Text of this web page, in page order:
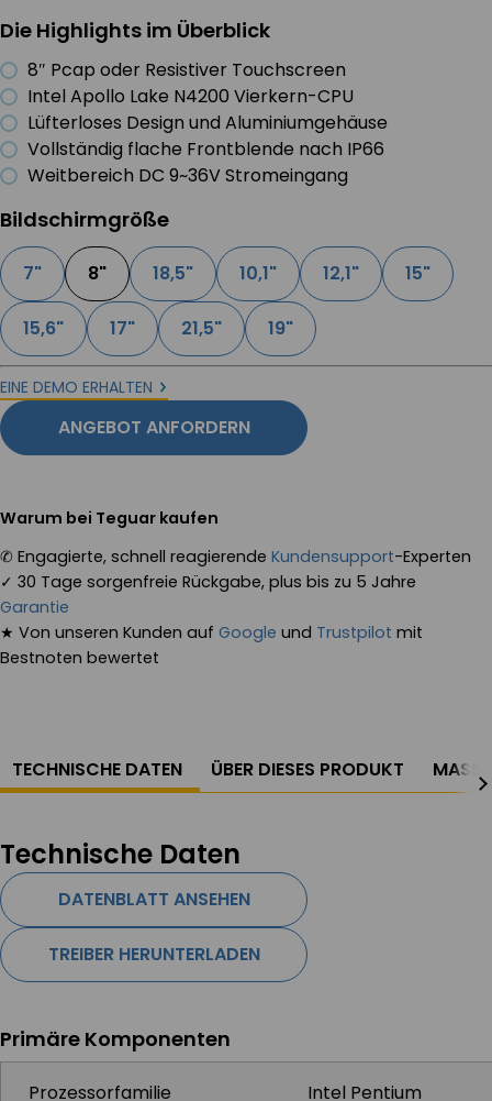
Die Highlights im Überblick
8″ Pcap oder Resistiver Touchscreen
Intel Apollo Lake N4200 Vierkern-CPU
Lüfterloses Design und Aluminiumgehäuse
Vollständig flache Frontblende nach IP66
Weitbereich DC 9~36V Stromeingang
Bildschirmgröße
7" 8" 18,5" 10,1" 12,1" 15"
15,6" 17" 21,5" 19"
EINE DEMO ERHALTEN
ANGEBOT ANFORDERN
Warum bei Teguar kaufen
✆ Engagierte, schnell reagierende Kundensupport-Experten
✓ 30 Tage sorgenfreie Rückgabe, plus bis zu 5 Jahre
Garantie
★ Von unseren Kunden auf Google und Trustpilot mit
Bestnoten bewertet
TECHNISCHE DATEN ÜBER DIESES PRODUKT
Technische Daten
DATENBLATT ANSEHEN
TREIBER HERUNTERLADEN
Primäre Komponenten
Prozessorfamilie
Intel Pentium